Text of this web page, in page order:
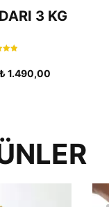
3 KG
₺1.490,00